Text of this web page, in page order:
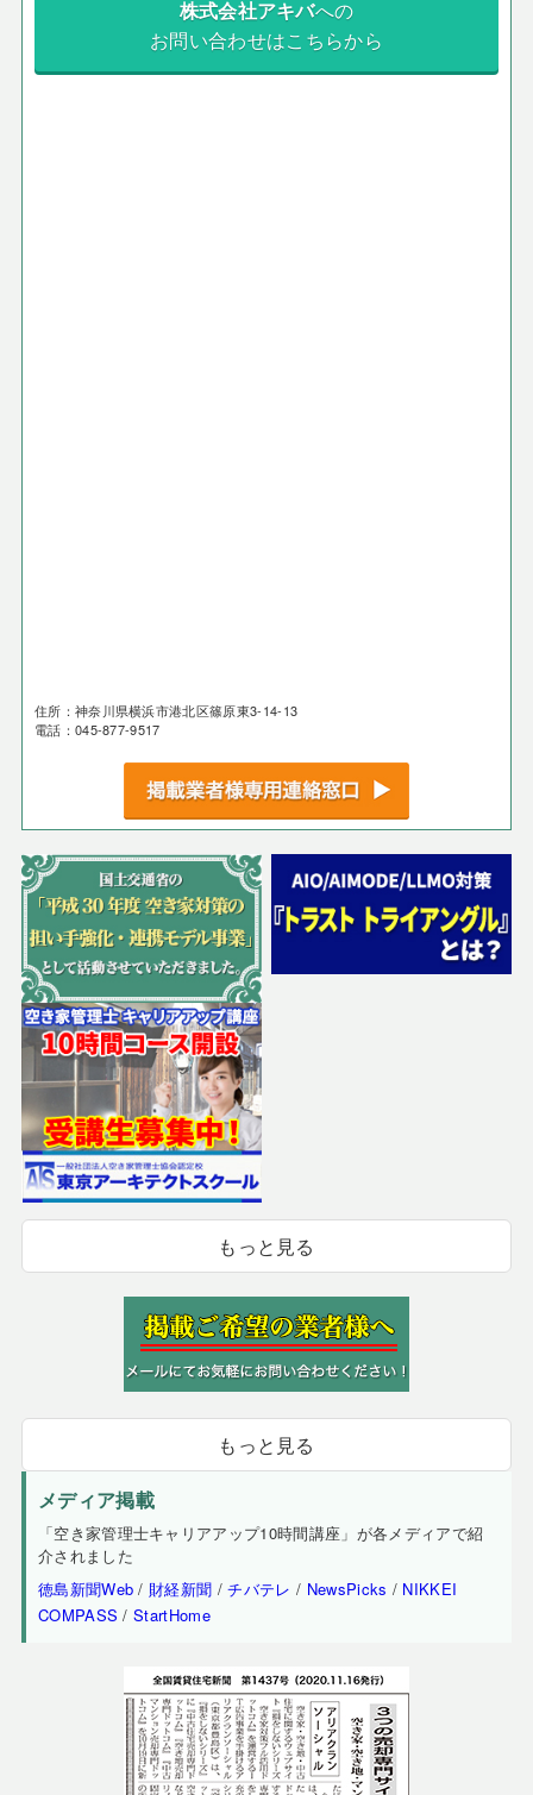
株式会社アキバへの
お問い合わせはこちらから
住所：神奈川県横浜市港北区篠原東3-14-13
電話：045-877-9517
もっと見る
もっと見る
メディア掲載
「空き家管理士キャリアアップ10時間講座」が各メディアで紹
介されました
徳島新聞Web / 財経新聞 /チバテレ / NewsPicks / NIKKEI
COMPASS /StartHome